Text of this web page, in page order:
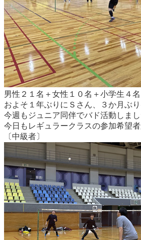
男性２１名＋女性１０名＋小学生４
およそ１年ぶりにＳさん、３か月ぶ
今週もジュニア同伴でバド活動しまし
今日もレギュラークラスの参加希望
〔中級者〕